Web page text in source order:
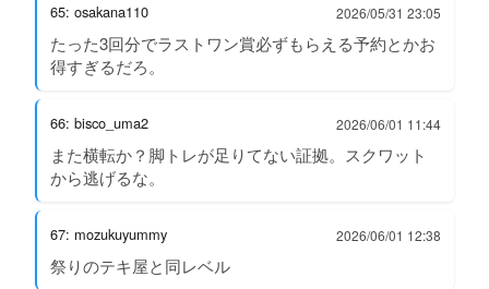
65: osakana110 2026/05/31 23:05
たった3回分でラストワン賞必ずもらえる予約とかお
得すぎるだろ。
66: bisco_uma2 2026/06/01 11:44
また横転か？脚トレが足りてない証拠。スクワット
から逃げるな。
67: mozukuyummy 2026/06/01 12:38
祭りのテキ屋と同レベル